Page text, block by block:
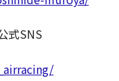
式SNS